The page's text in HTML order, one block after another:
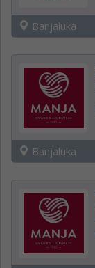
Banjaluka
Banjaluka